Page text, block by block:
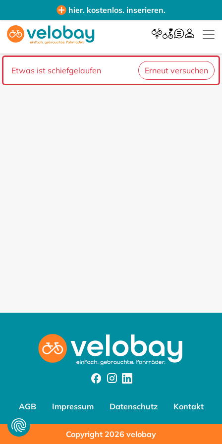
hier. kostenlos. inserieren.
Etwas ist schiefgelaufen Erneut versuchen
FacebookInstagram
AGB Impressum Datenschutz Kontakt
Copyright 2026 velobay